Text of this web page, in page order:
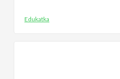
Edukatka